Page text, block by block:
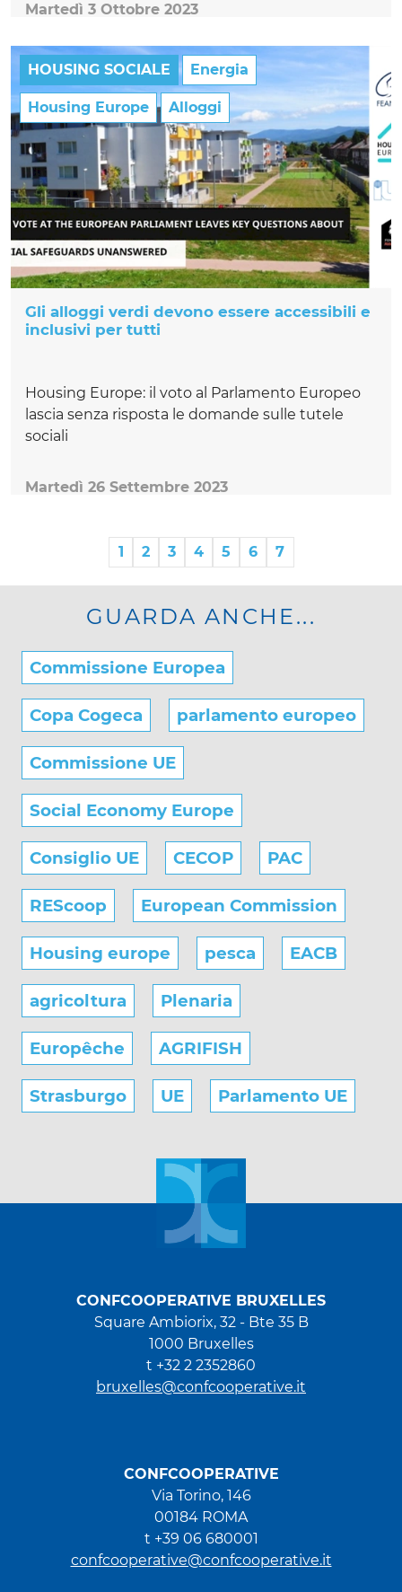
Martedì 3 Ottobre 2023
HOUSING SOCIALE Energia
Housing Europe Alloggi
Gli alloggi verdi devono essere accessibili e
inclusivi per tutti
Housing Europe: il voto al Parlamento Europeo
lascia senza risposta le domande sulle tutele
sociali
Martedì 26 Settembre 2023
1 2 3 4 5 6 7
GUARDA ANCHE...
Commissione Europea
Copa Cogeca parlamento europeo
Commissione UE
Social Economy Europe
Consiglio UE CECOP PAC
REScoop European Commission
Housing europe pesca EACB
agricoltura Plenaria
Europêche AGRIFISH
Strasburgo UE Parlamento UE
CONFCOOPERATIVE BRUXELLES
Square Ambiorix, 32 - Bte 35 B
1000 Bruxelles
t +32 2 2352860
bruxelles@confcooperative.it
CONFCOOPERATIVE
Via Torino, 146
00184 ROMA
t +39 06 680001
confcooperative@confcooperative.it